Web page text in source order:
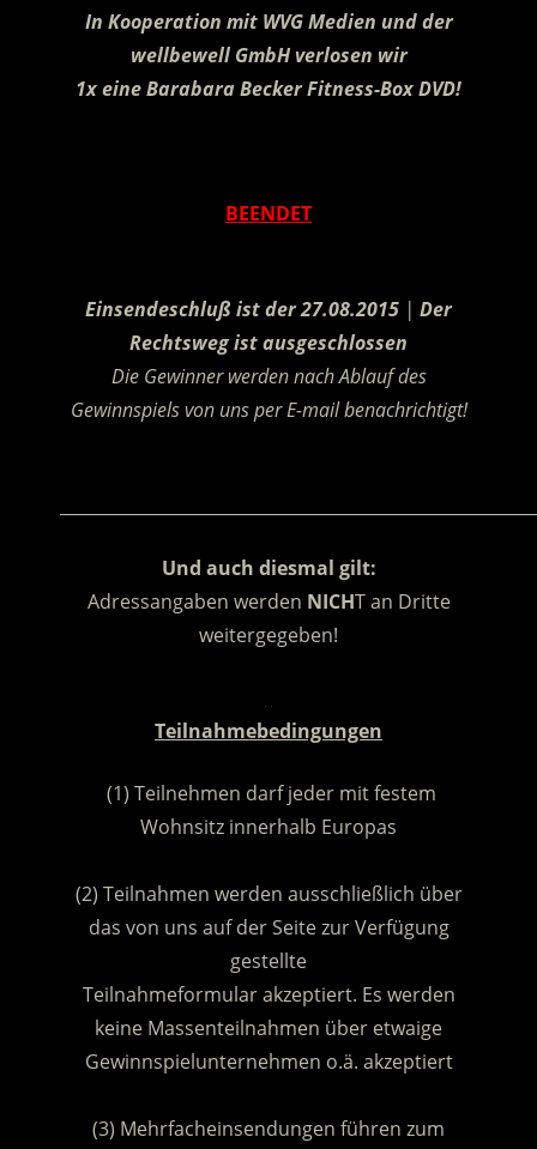
In Kooperation mit WVG Medien und der
wellbewell GmbH verlosen wir
1x eine Barabara Becker Fitness-Box DVD!
BEENDET
Einsendeschluß ist der 27.08.2015 | Der
Rechtsweg ist ausgeschlossen
Die Gewinner werden nach Ablauf des
Gewinnspiels von uns per E-mail benachrichtigt!
Und auch diesmal gilt:
Adressangaben werden NICHT an Dritte
weitergegeben!
Teilnahmebedingungen
(1) Teilnehmen darf jeder mit festem
Wohnsitz innerhalb Europas
(2) Teilnahmen werden ausschließlich über
das von uns auf der Seite zur Verfügung
gestellte
Teilnahmeformular akzeptiert. Es werden
keine Massenteilnahmen über etwaige
Gewinnspielunternehmen o.ä. akzeptiert
(3) Mehrfacheinsendungen führen zum